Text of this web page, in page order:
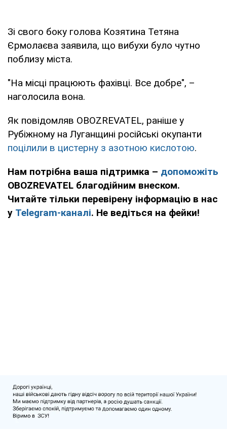
Зі свого боку голова Козятина Тетяна
Єрмолаєва заявила, що вибухи було чутно
поблизу міста.
"На місці працюють фахівці. Все добре", –
наголосила вона.
Як повідомляв OBOZREVATEL, раніше у
Рубіжному на Луганщині російські окупанти
поцілили в цистерну з азотною кислотою.
Нам потрібна ваша підтримка – допоможіть
OBOZREVATEL благодійним внеском.
Читайте тільки перевірену інформацію в нас
у Telegram-каналі. Не ведіться на фейки!